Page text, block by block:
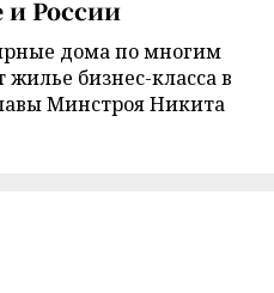
России
дома по многим
бизнес-класса в
Минстроя Никита